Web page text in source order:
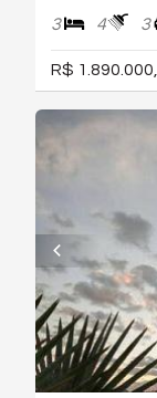
3 4 3
R$ 1.890.000,